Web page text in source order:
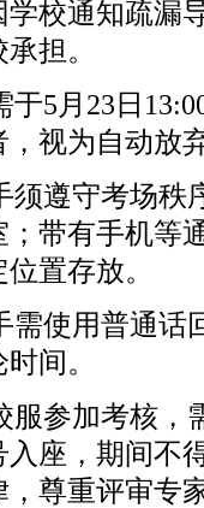
校通知疏漏
担。
于5月23日
视为自动放
须遵守考场
带有手机等
置存放。
需使用普通
间。
服参加考核
座，期间不
尊重评审专